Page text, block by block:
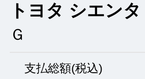
トヨタ シエン
Ｇ
支払総額(税込)